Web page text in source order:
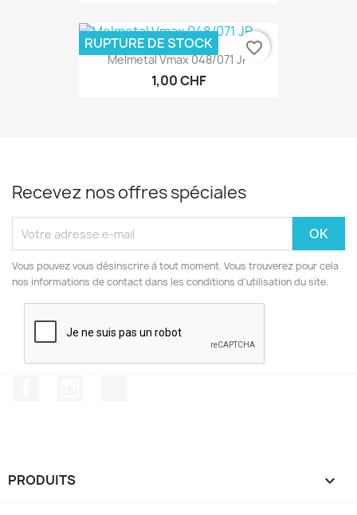
Melmetal Vmax 048/071 JP
1,00 CHF
RUPTURE DE STOCK favorite_border
Recevez nos offres spéciales
Vous pouvez vous désinscrire à tout moment. Vous trouverez pour cela
nos informations de contact dans les conditions d'utilisation du site.
PRODUITS 